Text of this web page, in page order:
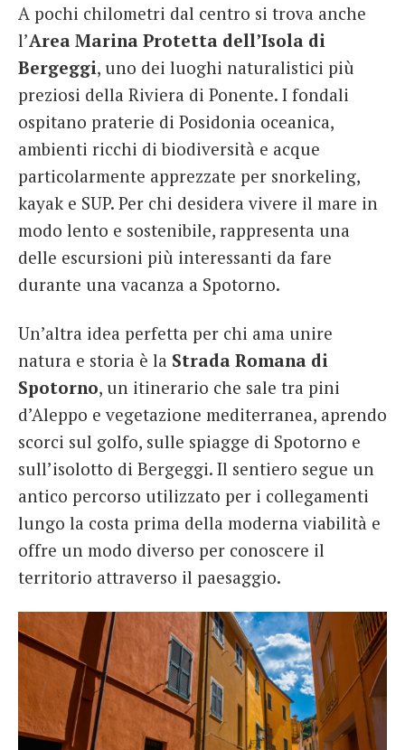
A pochi chilometri dal centro si trova anche
l’Area Marina Protetta dell’Isola di
Bergeggi, uno dei luoghi naturalistici più
preziosi della Riviera di Ponente. I fondali
ospitano praterie di Posidonia oceanica,
ambienti ricchi di biodiversità e acque
particolarmente apprezzate per snorkeling,
kayak e SUP. Per chi desidera vivere il mare in
modo lento e sostenibile, rappresenta una
delle escursioni più interessanti da fare
durante una vacanza a Spotorno.
Un’altra idea perfetta per chi ama unire
natura e storia è la Strada Romana di
Spotorno, un itinerario che sale tra pini
d’Aleppo e vegetazione mediterranea, aprendo
scorci sul golfo, sulle spiagge di Spotorno e
sull’isolotto di Bergeggi. Il sentiero segue un
antico percorso utilizzato per i collegamenti
lungo la costa prima della moderna viabilità e
offre un modo diverso per conoscere il
territorio attraverso il paesaggio.